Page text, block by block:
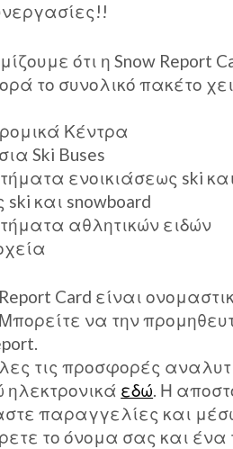
ότι η Snow Report
το συνολικό πακέτο
Κέντρα
Ski Buses
ενοικιάσεως ski
ski και snowboard
αθλητικών ειδών
Card είναι
να την
τις προσφορές
ηλεκτρονικά εδώ. Η
παραγγελίες και
το όνομα σας και ένα